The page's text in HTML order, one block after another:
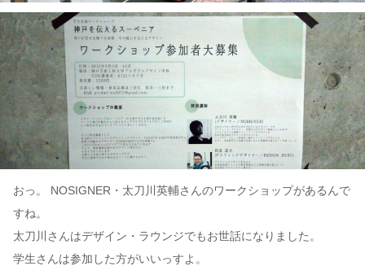
おっ。 NOSIGNER・太刀川英輔さんのワークショップがあるんで
すね。
太刀川さんはデザイン・ラウンジでもお世話になりました。
学生さんは参加した方がいいっすよ。